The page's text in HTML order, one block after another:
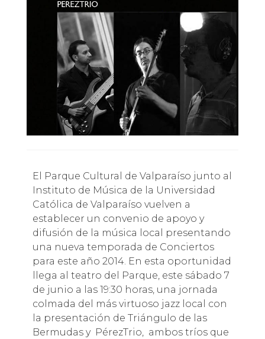
El Parque Cultural de Valparaíso junto al
Instituto de Música de la Universidad
Católica de Valparaíso vuelven a
establecer un convenio de apoyo y
difusión de la música local presentando
una nueva temporada de Conciertos
para este año 2014. En esta oportunidad
llega al teatro del Parque, este sábado 7
de junio a las 19:30 horas, una jornada
colmada del más virtuoso jazz local con
la presentación de Triángulo de las
Bermudas y PérezTrio, ambos tríos que